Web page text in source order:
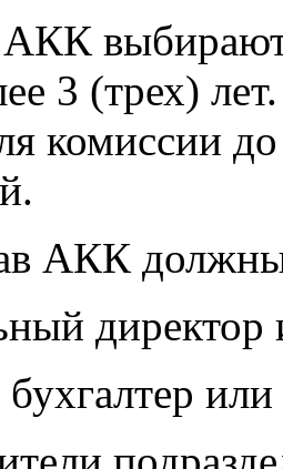
выбирают
3 (трех)
комиссии
АКК должны
директор
или